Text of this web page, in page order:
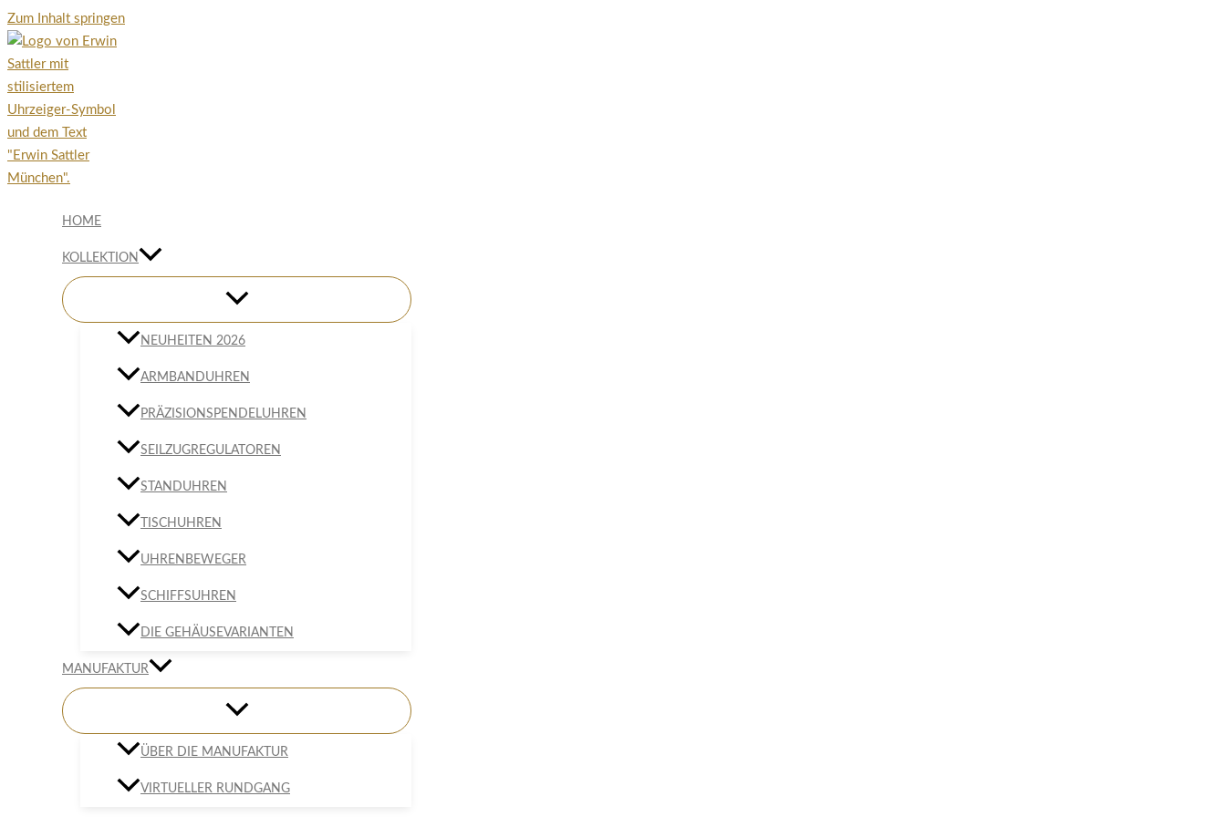
Zum Inhalt springen
HOME
KOLLEKTION
NEUHEITEN 2026
ARMBANDUHREN
PRÄZISIONSPENDELUHREN
SEILZUGREGULATOREN
STANDUHREN
TISCHUHREN
UHRENBEWEGER
SCHIFFSUHREN
DIE GEHÄUSEVARIANTEN
MANUFAKTUR
ÜBER DIE MANUFAKTUR
VIRTUELLER RUNDGANG